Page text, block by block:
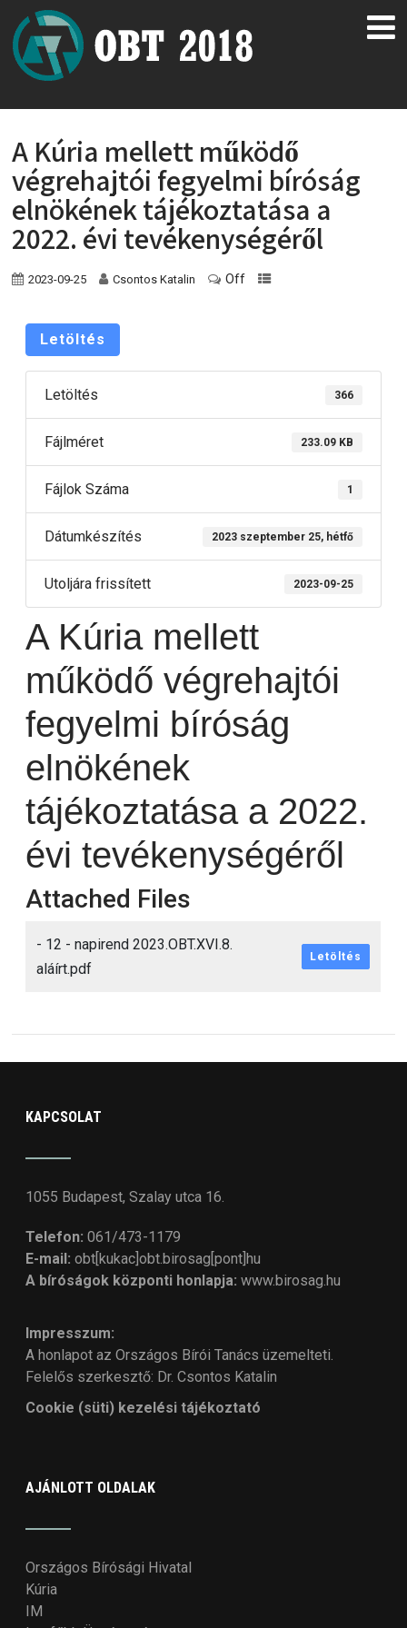
A Kúria mellett működő
végrehajtói fegyelmi bíróság
elnökének tájékoztatása a
2022. évi tevékenységéről
2023-09-25 Csontos Katalin Off
Letöltés
Letöltés 366
Fájlméret 233.09 KB
Fájlok Száma 1
Dátumkészítés 2023 szeptember 25, hétfő
Utoljára frissített 2023-09-25
A Kúria mellett
működő végrehajtói
fegyelmi bíróság
elnökének
tájékoztatása a 2022.
évi tevékenységéről
Attached Files
- 12 - napirend 2023.OBT.XVI.8.
aláírt.pdf
Letöltés
KAPCSOLAT
1055 Budapest, Szalay utca 16.
Telefon: 061/473-1179
E-mail: obt[kukac]obt.birosag[pont]hu
A bíróságok központi honlapja: www.birosag.hu
Impresszum:
A honlapot az Országos Bírói Tanács üzemelteti.
Felelős szerkesztő: Dr. Csontos Katalin
Cookie (süti) kezelési tájékoztató
AJÁNLOTT OLDALAK
Országos Bírósági Hivatal
Kúria
IM